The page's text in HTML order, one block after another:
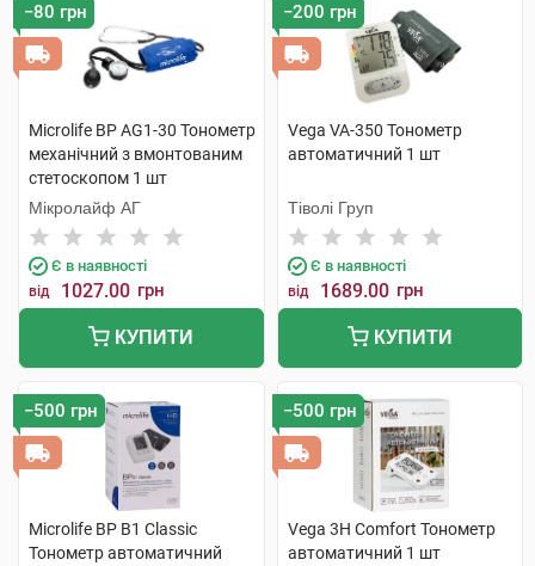
−80 грн
Microlife BP AG1-30 Тонометр
механічний з вмонтованим
стетоскопом 1 шт
Мікролайф AГ
Є в наявності
від 1027.00 грн
КУПИТИ
−200 грн
Vega VA-350 Тонометр
автоматичний 1 шт
Тіволі Груп
Є в наявності
від 1689.00 грн
КУПИТИ
−500 грн
Microlife BP B1 Classic
Тонометр автоматичний
−500 грн
Vega 3H Comfort Тонометр
автоматичний 1 шт